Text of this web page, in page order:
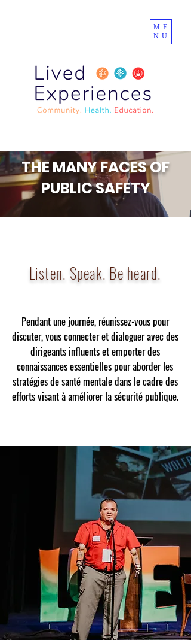
ME
NU
THE MANY FACES OF
PUBLIC SAFETY
Listen. Speak. Be heard.
Pendant une journée, réunissez-vous pour
discuter, vous connecter et dialoguer avec des
dirigeants influents et emporter des
connaissances essentielles pour aborder les
stratégies de santé mentale dans le cadre des
efforts visant à améliorer la sécurité publique.